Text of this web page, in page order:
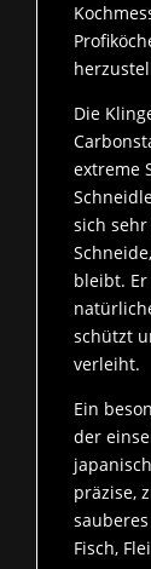
Die
extreme
sich
bleibt.
schützt
verleiht.
Ein
der
präzise,
Fisch,